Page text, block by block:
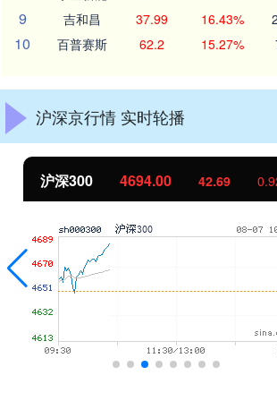
9 吉和昌 37.99 16.43%
10 百普赛斯 62.2 15.27%
沪深京行情 实时轮播
0.92% 北证50